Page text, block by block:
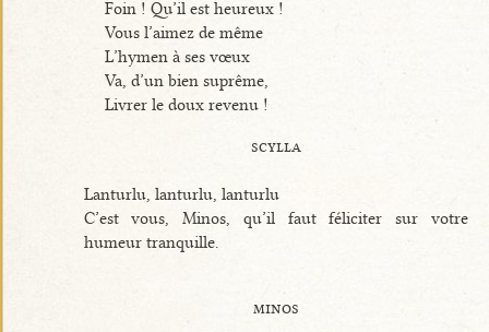
Foin ! Qu’il est heureux !
Vous l’aimez de même
L’hymen à ses vœux
Va, d’un bien suprême,
Livrer le doux revenu !
scylla
Lanturlu, lanturlu, lanturlu
C’est vous, Minos, qu’il faut féliciter sur votre
humeur tranquille.
minos